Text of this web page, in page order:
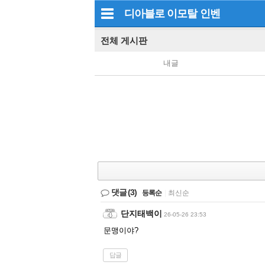
디아블로 이모탈 인벤
전체 게시판
내글
댓글(3) 등록순 최신순
단지태백이 26-05-26 23:53
문맹이야?
답글